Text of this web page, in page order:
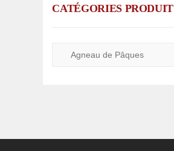
CATÉGORIES PRODUIT